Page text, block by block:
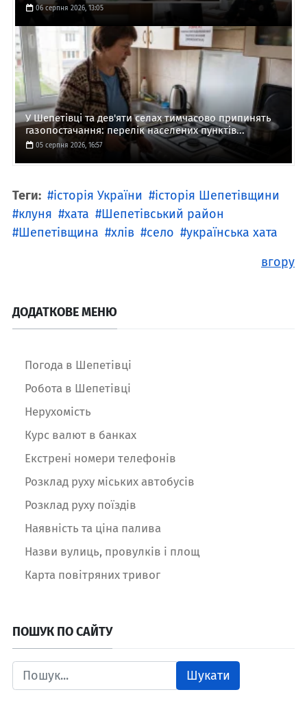
06 серпня 2026, 13:05
У Шепетівці та дев'яти селах тимчасово припинять
газопостачання: перелік населених пунктів...
05 серпня 2026, 16:57
Теги: історія України
історія Шепетівщини
клуня
хата
Шепетівський район
Шепетівщина
хлів село
українська хата
вгору
ДОДАТКОВЕ МЕНЮ
Погода в Шепетівці
Робота в Шепетівці
Нерухомість
Курс валют в банках
Екстрені номери телефонів
Розклад руху міських автобусів
Розклад руху поїздів
Наявність та ціна палива
Назви вулиць, провулків і площ
Карта повітряних тривог
ПОШУК ПО САЙТУ
Шукати